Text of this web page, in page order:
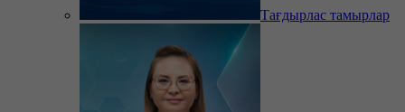
Тағдырлас тамырлар